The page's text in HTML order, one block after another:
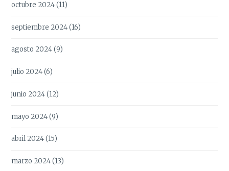
octubre 2024(11)
septiembre 2024(16)
agosto 2024(9)
julio 2024(6)
junio 2024(12)
mayo 2024(9)
abril 2024(15)
marzo 2024(13)